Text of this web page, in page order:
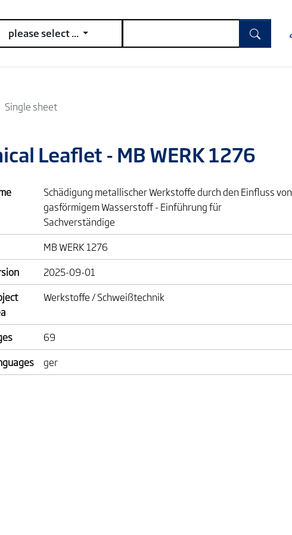
please select ...
Single sheet
Leaflet - MB WERK 1276
Schädigung metallischer Werkstoffe durch den Einfluss von
gasförmigem Wasserstoff - Einführung für
Sachverständige
MB WERK 1276
2025-09-01
Werkstoffe / Schweißtechnik
69
ger